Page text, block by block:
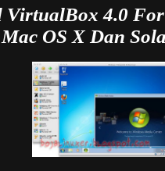
VirtualBox 4.0
OS X Dan